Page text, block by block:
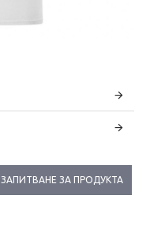
ЗАПИТВАНЕ ЗА ПРОДУКТА